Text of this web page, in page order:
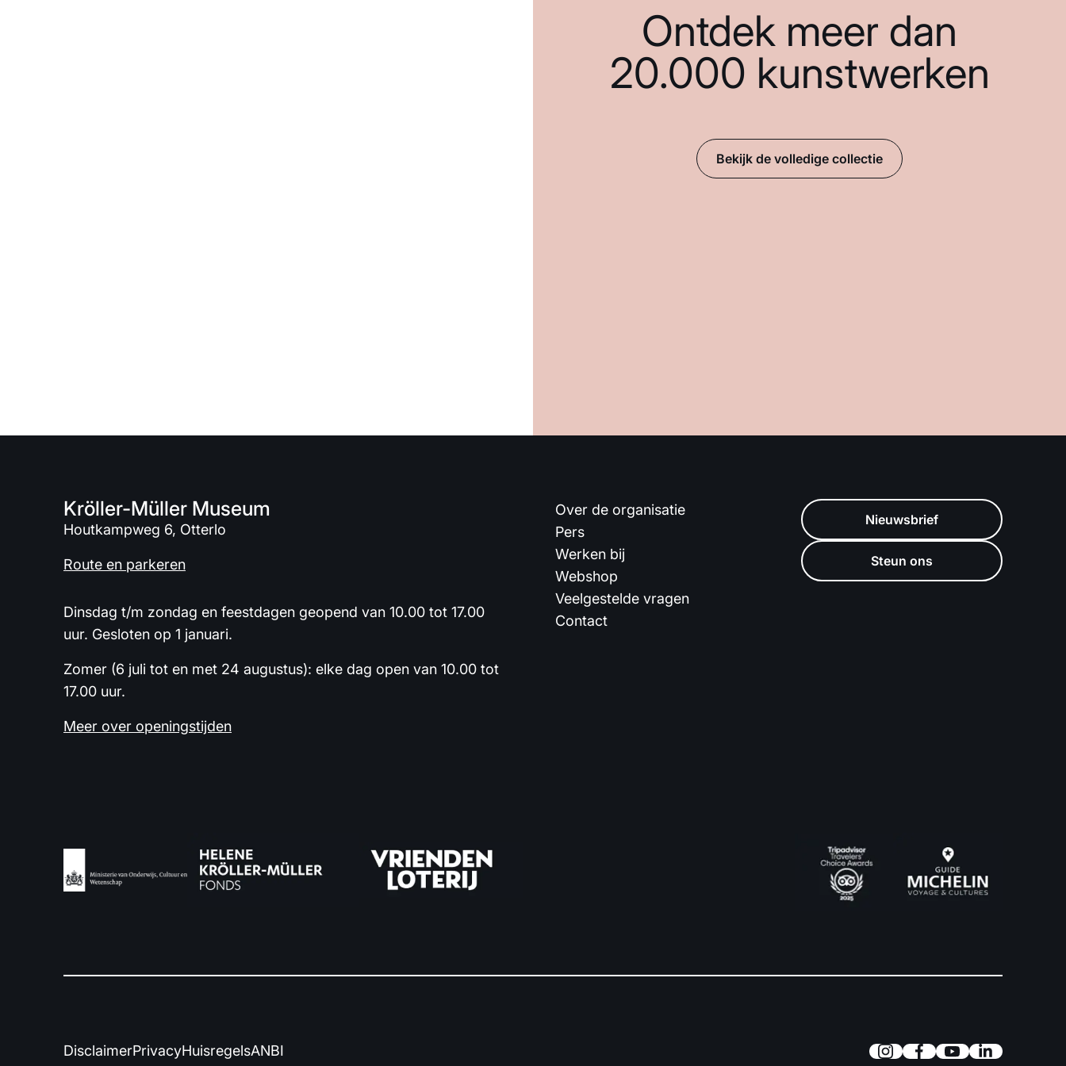
Ontdek meer dan
20.000 kunstwerken
Bekijk de volledige collectie
Kröller-Müller Museum
Houtkampweg 6, Otterlo
Route en parkeren
Dinsdag t/m zondag en feestdagen geopend van 10.00 tot 17.00
uur. Gesloten op 1 januari.
Zomer (6 juli tot en met 24 augustus): elke dag open van 10.00 tot
17.00 uur.
Meer over openingstijden
Over de organisatie
Pers
Werken bij
Webshop
Veelgestelde vragen
Contact
Nieuwsbrief
Steun ons
DisclaimerPrivacyHuisregelsANBI